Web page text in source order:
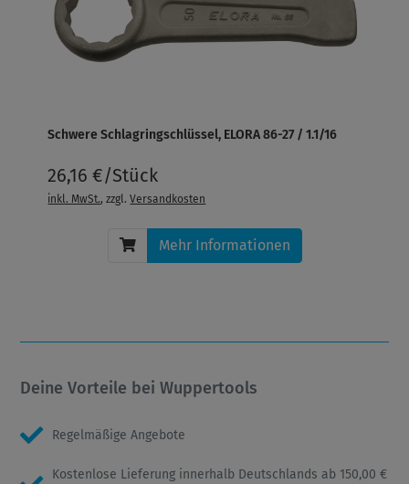
Schwere Schlagringschlüssel, ELORA 86-27 / 1.1/16
26,16 €/Stück
inkl. MwSt., zzgl.Versandkosten
Mehr Informationen
Deine Vorteile bei Wuppertools
Regelmäßige Angebote
Kostenlose Lieferung innerhalb Deutschlands ab 150,00 €